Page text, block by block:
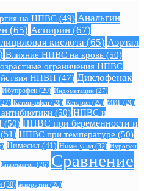
на НПВС (49) Анальгин
(65) Аспирин (67)
кислота (65) Аэртал
Влияние НПВС на кровь (50)
ограничения НПВС
НПВП (47) Диклофенак
Ибупрофен (29) Индометацин (27)
Кетопрофен (28) Кеторол (26) МИГ (26)
(50) НПВС и
(50) НПВС при беременности и
(51) НПВС при температуре (50)
Нимесил (41) Нимесулид (32) Нурофен
Спазмалгон (26) Сравнение
(30) аскорутин (26)